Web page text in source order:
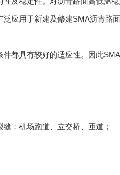
应用于新建及修建SMA沥青路
都具有较好的适应性。因此
；机场跑道、立交桥、匝道；